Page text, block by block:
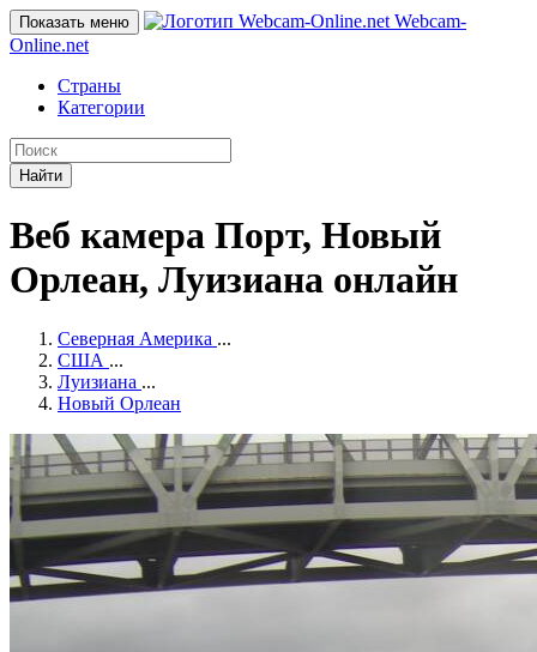
Показать меню
Webcam-
Online.net
Страны
Категории
Найти
Веб камера Порт, Новый
Орлеан, Луизиана онлайн
Северная Америка ...
США ...
Луизиана ...
Новый Орлеан